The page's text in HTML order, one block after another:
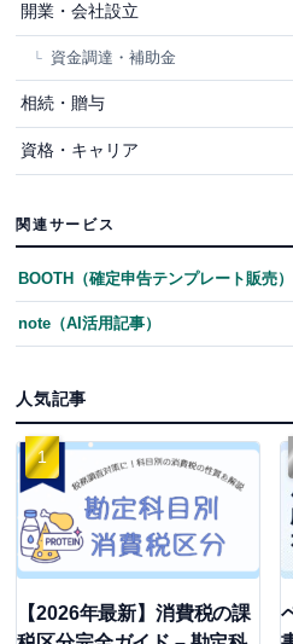
開業・会社設立
資金調達・補助金
相続・贈与
資格・キャリア
関連サービス
BOOTH（確定申告テンプレート販売）
note（AI活用記事）
人気記事
【2026年最新】消費税の課